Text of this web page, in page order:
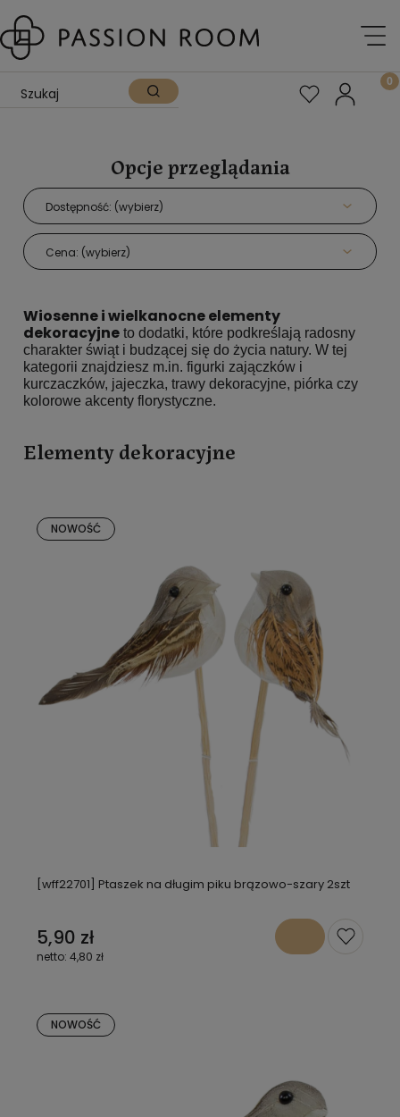
Opcje przeglądania
Dostępność: (wybierz)
Cena: (wybierz)
Wiosenne i wielkanocne elementy
dekoracyjne to dodatki, które podkreślają radosny
charakter świąt i budzącej się do życia natury. W tej
kategorii znajdziesz m.in. figurki zajączków i
kurczaczków, jajeczka, trawy dekoracyjne, piórka czy
kolorowe akcenty florystyczne.
Elementy dekoracyjne
[wff22701] Ptaszek na długim piku brązowo-szary 2szt
5,90 zł
4,80 zł
NOWOŚĆ
NOWOŚĆ